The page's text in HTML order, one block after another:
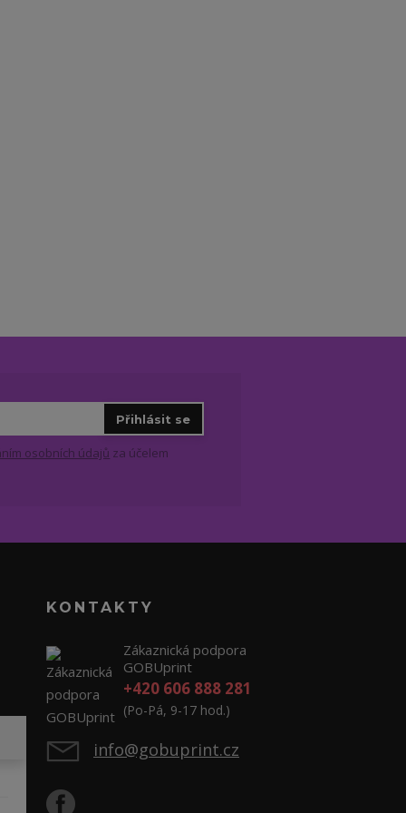
Přihlásit se
osobních údajů za účelem
KONTAKTY
Zákaznická podpora
GOBUprint
+420 606 888 281
(Po-Pá, 9-17 hod.)
info@gobuprint.cz